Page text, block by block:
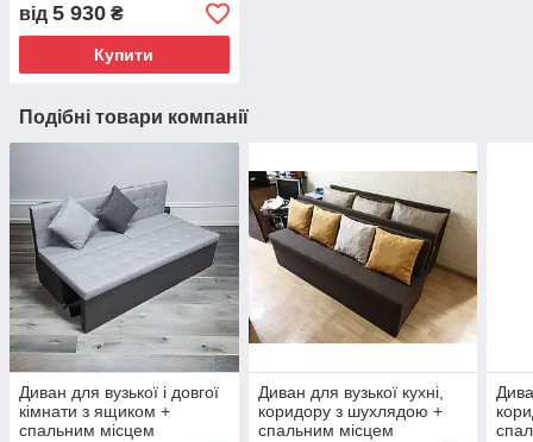
від 5 930 ₴
Купити
Подібні товари компанії
Диван для вузької і довгої
кімнати з ящиком +
спальним місцем
Диван для вузької кухні,
коридору з шухлядою +
спальним місцем